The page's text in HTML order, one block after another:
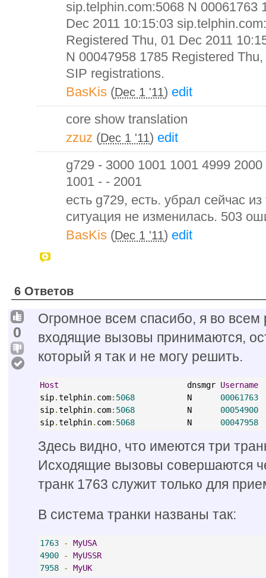
sip.telphin.com:5068 N 00061763
Dec 2011 10:15:03
Registered Thu, 01 Dec 2011
N 00047958 1785 Registered
SIP registrations.
BasKis (Dec 1 '11) edit
core show translation
zzuz (Dec 1 '11) edit
g729 - 3000 1001 1001 4999
1001 - - 2001
есть g729, есть. убрал сейчас
ситуация не изменилась. 503
BasKis (Dec 1 '11) edit
6 Ответов
0
Огромное всем спасибо, я во всем
входящие вызовы принимаются,
который я так и не могу решить.
Host dnsmgr Username
sip.telphin. com: 5068 N 00061763
sip.telphin. com: 5068 N 00054900
sip.telphin. com: 5068 N 00047958
Здесь видно, что имеются три
Исходящие вызовы совершаются
транк 1763 служит только для
В система транки названы так:
1763 -
MyUSA
4900
-
MyUSSR
7958
- MyUK